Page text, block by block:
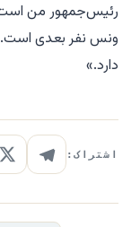
رئیس‌جمهور من
ونس نفر بعدی است.
دارد.»
اشتراک: